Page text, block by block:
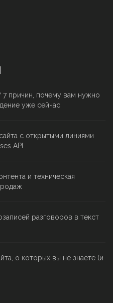
7 причин, почему вам нужно
уже сейчас
с открытыми линиями
API
и техническая
разговоров в текст
о которых вы не знаете (и